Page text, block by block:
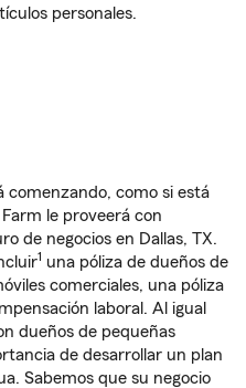
personales.
comenzando, como si está
le proveerá con
de negocios en Dallas, TX.
1 una póliza de dueños de
comerciales, una póliza
laboral. Al igual
dueños de pequeñas
de desarrollar un plan
Sabemos que su negocio